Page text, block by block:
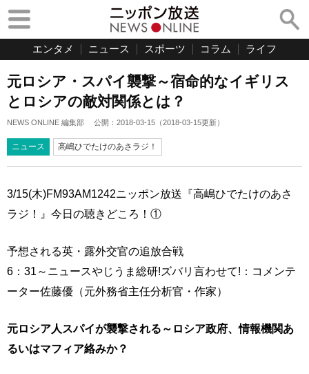
エンタメ ニュース スポーツ コラム ライフ
元ロシア・スパイ襲撃～宿命的なイギリス
とロシアの敵対関係とは？
NEWS ONLINE 編集部 公開： 2018-03-15 （2018-03-15更新）
ニュース 高嶋ひでたけのあさラジ！
3/15(木)FM93AM1242ニッポン放送『高嶋ひでたけのあさ
ラジ！』今日の聴きどころ！①
予想される英・露外交官の追放合戦
6：31～ニュースやじうま総研!ズバリ言わせて!：コメンテ
ーター佐藤優（元外務省主任分析官・作家）
元ロシア人スパイが襲撃される～ロシア政府、情報機関あ
るいはマフィア絡みか？